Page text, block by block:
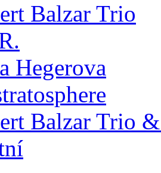
Balzar Trio
Hegerova
Balzar Trio